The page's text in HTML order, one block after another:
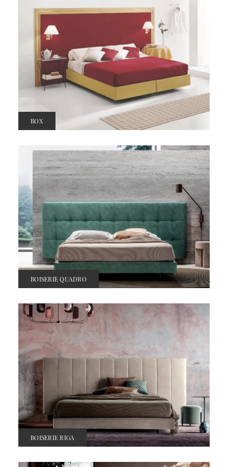
BOX
BOISERIE QUADRO
BOISERIE RIGA